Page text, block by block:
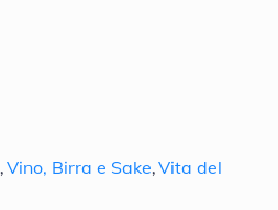
,Vino, Birra e Sake ,Vita del